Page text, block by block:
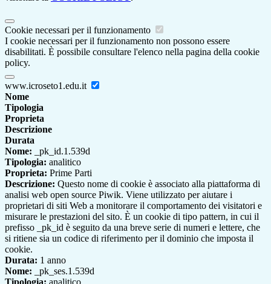
Cookie necessari per il funzionamento
I cookie necessari per il funzionamento non possono essere
disabilitati. È possibile consultare l'elenco nella pagina della cookie
policy.
www.icroseto1.edu.it
Nome
Tipologia
Proprieta
Descrizione
Durata
Nome: _pk_id.1.539d
Tipologia: analitico
Proprieta: Prime Parti
Descrizione: Questo nome di cookie è associato alla piattaforma di
analisi web open source Piwik. Viene utilizzato per aiutare i
proprietari di siti Web a monitorare il comportamento dei visitatori e
misurare le prestazioni del sito. È un cookie di tipo pattern, in cui il
prefisso _pk_id è seguito da una breve serie di numeri e lettere, che
si ritiene sia un codice di riferimento per il dominio che imposta il
cookie.
Durata: 1 anno
Nome: _pk_ses.1.539d